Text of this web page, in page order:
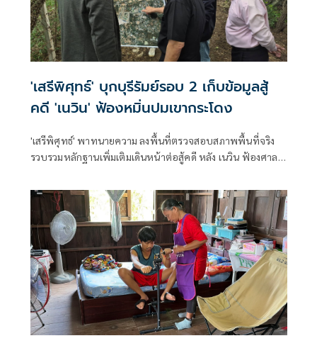
'เสรีพิศุทธ์' บุกบุรีรัมย์รอบ 2 เก็บข้อมูลสู้
คดี 'เนวิน' ฟ้องหมิ่นปมเขากระโดง
'เสรีพิศุทธ์' พาทนายความ ลงพื้นที่ตรวจสอบสภาพพื้นที่จริง
รวบรวมหลักฐานเพิ่มเติมเดินหน้าต่อสู้คดี หลัง เนวิน ฟ้องศาล
รอยการขุดเปิดทางน้ำที่เคยถมรุกล้ำลำรางสาธารณะ ยันไม่ไกล่
เกลี่ยเพื่อพิสูจน์ความจริง ลั่นหาก 'เนวิน ชิดชอบ' ยอมรับบุกรุก
ที่รถไฟจริงถึงจะยอม